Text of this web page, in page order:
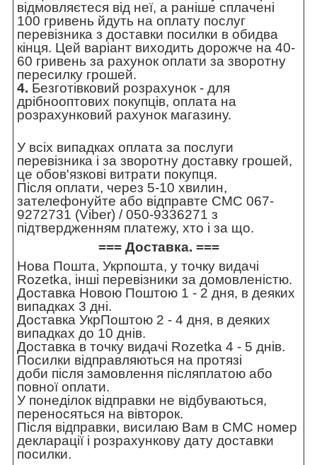
відмовляєтеся від неї, а раніше сплачені
100 гривень йдуть на оплату послуг
перевізника з доставки посилки в обидва
кінця. Цей варіант виходить дорожче на 40-
60 гривень за рахунок оплати за зворотну
пересилку грошей.
4. Безготівковий розрахунок - для
дрібнооптових покупців, оплата на
розрахунковий рахунок магазину.
У всіх випадках оплата за послуги
перевізника і за зворотну доставку грошей,
це обов'язкові витрати покупця.
Після оплати, через 5-10 хвилин,
зателефонуйте або відправте СМС 067-
9272731 (Viber) / 050-9336271 з
підтвердженням платежу, хто і за що.
=== Доставка. ===
Нова Пошта, Укрпошта, у точку видачі
Rozetka, інші перевізники за домовленістю.
Доставка Новою Поштою 1 - 2 дня, в деяких
випадках 3 дні.
Доставка УкрПоштою 2 - 4 дня, в деяких
випадках до 10 днів.
Доставка в точку видачі Rozetka 4 - 5 днів.
Посилки відправляються на протязі
доби після замовлення післяплатою або
повної оплати.
У понеділок відправки не відбуваються,
переносяться на вівторок.
Після відправки, висилаю Вам в СМС номер
декларації і розрахункову дату доставки
посилки.